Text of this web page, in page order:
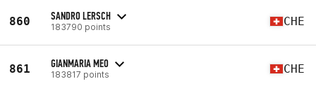
860 SANDRO LERSCH
183790 points CHE
861 GIANMARIA MEO
183817 points CHE